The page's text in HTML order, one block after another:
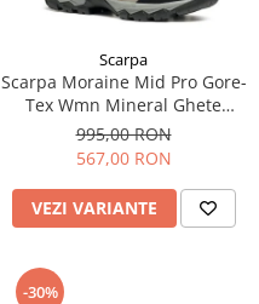
Scarpa
Scarpa Moraine Mid Pro Gore-
Tex Wmn Mineral Ghete
Drumetie Femei
995,00 RON
567,00 RON
VEZI VARIANTE
-30%